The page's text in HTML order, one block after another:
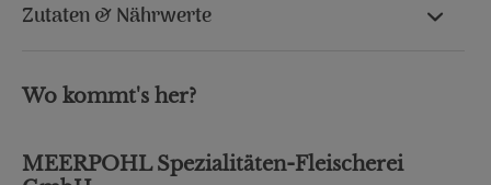
Zutaten & Nährwerte
Wo kommt's her?
MEERPOHL Spezialitäten-Fleischerei